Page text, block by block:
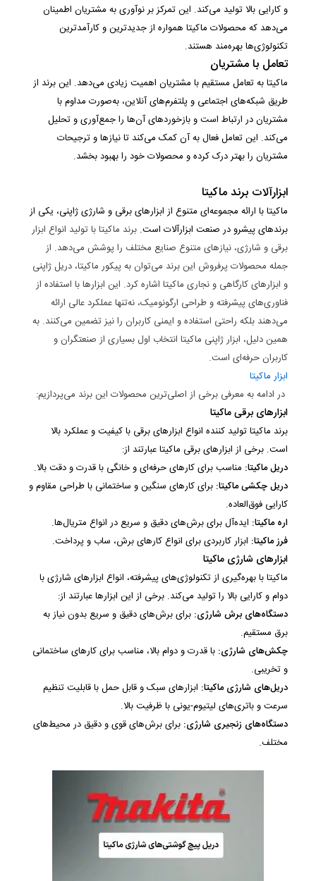
و کارایی بالا تولید می‌کند. این تمرکز بر نوآوری به مشتریان اطمینان
می‌دهد که محصولات ماکیتا همواره از جدیدترین و کارآمدترین
تکنولوژی‌ها بهره‌مند هستند.
تعامل با مشتریان
ماکیتا به تعامل مستقیم با مشتریان اهمیت زیادی می‌دهد. این برند از
طریق شبکه‌های اجتماعی و پلتفرم‌های آنلاین، به‌صورت مداوم با
مشتریان در ارتباط است و بازخوردهای آن‌ها را جمع‌آوری و تحلیل
می‌کند. این تعامل فعال به آن کمک می‌کند تا نیازها و ترجیحات
مشتریان را بهتر درک کرده و محصولات خود را بهبود بخشد.
ابزارآلات برند ماکیتا
ماکیتا با ارائه مجموعه‌ای متنوع از ابزارهای برقی و شارژی ژاپنی، یکی از
برندهای پیشرو در صنعت ابزارآلات است. برند ماکیتا با تولید انواع ابزار
برقی و شارژی، نیازهای متنوع صنایع مختلف را پوشش می‌دهد. از
جمله محصولات پرفروش این برند می‌توان به پیکور ماکیتا، دریل ژاپنی
و ابزارهای کارگاهی و نجاری ماکیتا اشاره کرد. این ابزارها با استفاده از
فناوری‌های پیشرفته و طراحی ارگونومیک، نه‌تنها عملکرد عالی ارائه
می‌دهند بلکه راحتی استفاده و ایمنی کاربران را نیز تضمین می‌کنند. به
همین دلیل، ابزار ژاپنی ماکیتا انتخاب اول بسیاری از صنعتگران و
کاربران حرفه‌ای است.
ابزار ماکیتا
در ادامه به معرفی برخی از اصلی‌ترین محصولات این برند می‌پردازیم:
ابزارهای برقی ماکیتا
برند ماکیتا تولید کننده انواع ابزارهای برقی با کیفیت و عملکرد بالا
است. برخی از ابزارهای برقی ماکیتا عبارتند از:
دریل ماکیتا: مناسب برای کارهای حرفه‌ای و خانگی با قدرت و دقت بالا.
دریل چکشی ماکیتا: برای کارهای سنگین و ساختمانی با طراحی مقاوم و
کارایی فوق‌العاده.
اره ماکیتا: ایده‌آل برای برش‌های دقیق و سریع در انواع متریال‌ها.
فرز ماکیتا: ابزار کاربردی برای انواع کارهای برش، ساب و پرداخت.
ابزارهای شارژی ماکیتا
ماکیتا با بهره‌گیری از تکنولوژی‌های پیشرفته، انواع ابزارهای شارژی با
دوام و کارایی بالا را تولید می‌کند. برخی از این ابزارها عبارتند از:
دستگاه‌های برش شارژی: برای برش‌های دقیق و سریع بدون نیاز به
برق مستقیم.
چکش‌های شارژی: با قدرت و دوام بالا، مناسب برای کارهای ساختمانی
و تخریبی.
دریل‌های شارژی ماکیتا: ابزارهای سبک و قابل حمل با قابلیت تنظیم
سرعت و باتری‌های لیتیوم-یونی با ظرفیت بالا.
دستگاه‌های زنجیری شارژی: برای برش‌های قوی و دقیق در محیط‌های
مختلف.